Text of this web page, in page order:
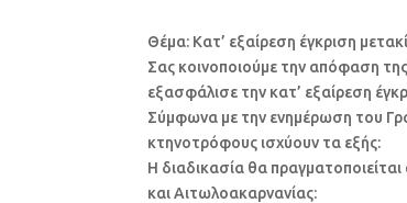
Θέμα: Κατ’ εξαίρεση έγκριση
Σας κοινοποιούμε την απόφαση
εξασφάλισε την κατ’ εξαίρεση
Σύμφωνα με την ενημέρωση του
κτηνοτρόφους ισχύουν τα εξής:
Η διαδικασία θα
και Αιτωλοακαρνανίας: